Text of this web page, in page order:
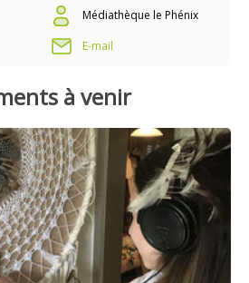
Médiathèque le Phénix
E-mail
à venir